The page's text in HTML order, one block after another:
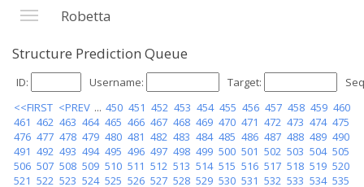
Robetta
Structure Prediction Queue
ID: Username: Target:
<<FIRST <PREV ... 450 451 452 453 454 455 456 457 458 459 460
461 462 463 464 465 466 467 468 469 470 471 472 473 474 475
476 477 478 479 480 481 482 483 484 485 486 487 488 489 490
491 492 493 494 495 496 497 498 499 500 501 502 503 504 505
506 507 508 509 510 511 512 513 514 515 516 517 518 519 520
521 522 523 524 525 526 527 528 529 530 531 532 533 534 535